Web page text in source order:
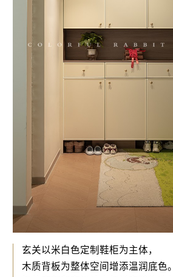
玄关以米白色定制鞋柜为主体，
木质背板为整体空间增添温润底色。